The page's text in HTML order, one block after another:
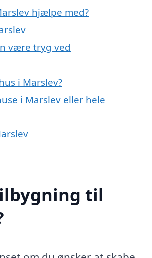
hjælpe med?
være tryg ved
i Marslev?
i Marslev eller hele
til